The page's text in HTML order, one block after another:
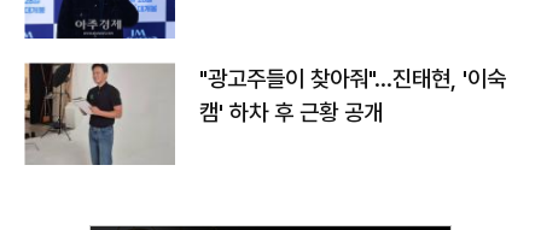
"광고주들이 찾아줘"…진태현, '이숙
캠' 하차 후 근황 공개